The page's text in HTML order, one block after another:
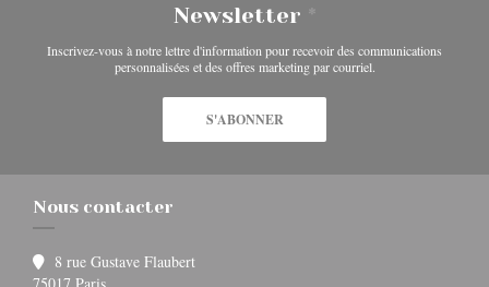
Newsletter *
Inscrivez-vous à notre lettre d'information pour recevoir des communications
personnalisées et des offres marketing par courriel.
S'ABONNER
Nous contacter
8 rue Gustave Flaubert
((ouvre une nouvelle fenêtre))